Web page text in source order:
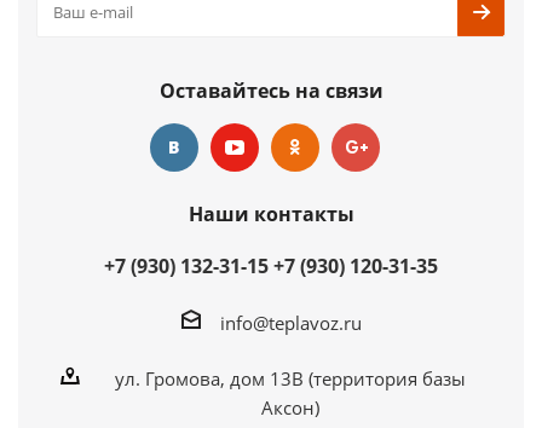
Оставайтесь на связи
Наши контакты
+7 (930) 132-31-15+7 (930) 120-31-35
info@teplavoz.ru
ул. Громова, дом 13В (территория базы
Аксон)